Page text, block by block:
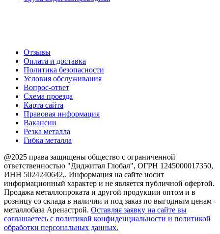
Отзывы
Оплата и доставка
Политика безопасности
Условия обслуживания
Вопрос-ответ
Схема проезда
Карта сайта
Правовая информация
Вакансии
Резка металла
Гибка металла
@2025 права защищены общество с ограниченной
ответственностью "Диджитал Глобал", ОГРН 1245000017350,
ИНН 5024240642,. Информация на сайте носит
информационный характер и не является публичной офертой.
Продажа металлопроката и другой продукции оптом и в
розницу со склада в наличии и под заказ по выгодным ценам -
металлобаза Аренастрой. Оставляя заявку на сайте вы
соглашаетесь с политикой конфиденциальности и политикой
обработки персональных данных.